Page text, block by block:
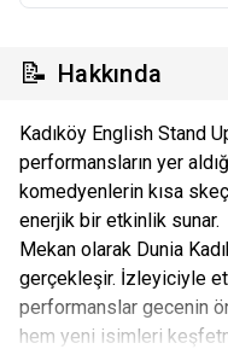
📝 Hakkında
Kadıköy English Stand
performansların yer
komedyenlerin kısa
enerjik bir etkinlik sunar.
Mekan olarak Dunia
gerçekleşir. İzleyiciyle
performanslar gecenin
hem yeni isimleri